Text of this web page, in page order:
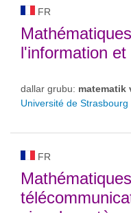
FR
l'information
dallar grubu: matematik
Université de Strasbourg
FR